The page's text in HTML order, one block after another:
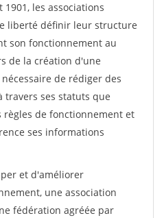
les associations
liberté définir leur structure
son fonctionnement au
de la création d'une
de rédiger des
travers ses statuts que
règles de fonctionnement et
ses informations
et d'améliorer
une association
fédération agréée par